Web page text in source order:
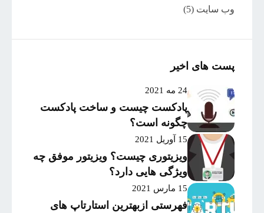
وب سایت (5)
پست های اخیر
24 مه 2021
پادکست چیست و ساخت پادکست
چگونه است؟
15 آوریل 2021
ویزیتوری چیست؟ ویزیتور موفق چه
ویژگی هایی دارد؟
15 مارس 2021
فهرستی ازبهترین استارتاپ های